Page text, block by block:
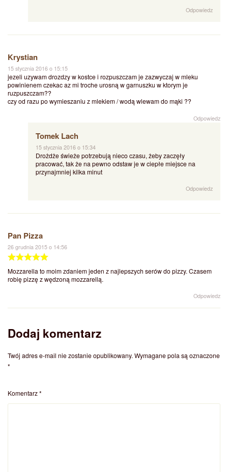
Odpowiedz
Krystian
15 stycznia 2016 o 15:15
jezeli uzywam drozdzy w kostce i rozpuszczam je zazwyczaj w mleku
powinienem czekac az mi troche urosną w garnuszku w ktorym je
ruzpuszczam??
czy od razu po wymieszaniu z mlekiem / wodą wlewam do mąki ??
Odpowiedz
Tomek Lach
15 stycznia 2016 o 15:34
Drożdże świeże potrzebują nieco czasu, żeby zaczęły
pracować, tak że na pewno odstaw je w ciepłe miejsce na
przynajmniej kilka minut
Odpowiedz
Pan Pizza
26 grudnia 2015 o 14:56
Mozzarella to moim zdaniem jeden z najlepszych serów do pizzy. Czasem
robię pizzę z wędzoną mozzarellą.
Odpowiedz
Dodaj komentarz
Twój adres e-mail nie zostanie opublikowany. Wymagane pola są oznaczone
*
Komentarz*